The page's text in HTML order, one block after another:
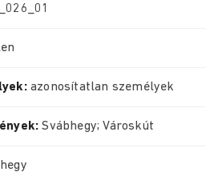
azonosítatlan személyek
Svábhegy; Városkút